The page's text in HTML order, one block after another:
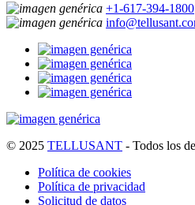
+1-617-394-1800
© 2025 TELLUSANT - Todos los
Política de cookies
Política de privacidad
Solicitud de datos